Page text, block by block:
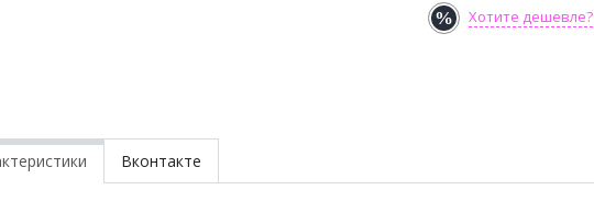
Хотите дешевле?
Вконтакте